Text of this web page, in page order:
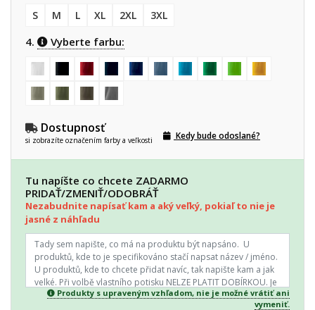
S
M L XL 2XL 3XL
4. Vyberte farbu:
Dostupnosť
si zobrazíte označením farby a veľkosti Kedy bude odoslané?
Tu napíšte co chcete ZADARMO
PRIDAŤ/ZMENIŤ/ODOBRÁŤ
Nezabudnite napísať kam a aký veľký, pokiaľ to nie je
jasné z náhľadu
Produkty s upraveným vzhľadom, nie je možné vrátiť ani
vymeniť.